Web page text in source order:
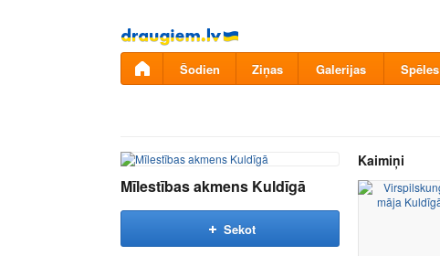
Pāriet
uz
saturu
Šodien Ziņas Galerijas Spēles
Mīlestības akmens Kuldīgā
Sekot
Kaimiņi